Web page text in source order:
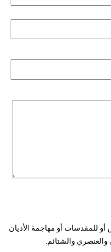
للمقدسات أو مهاجمة الأديان
والعنصري والشتائم.